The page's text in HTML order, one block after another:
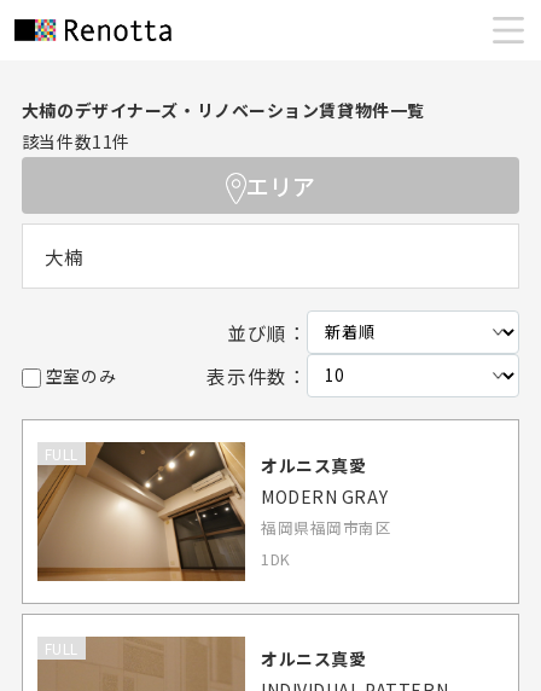
大楠のデザイナーズ・リノベーション賃貸物件一覧
該当件数11件
エリア
大楠
並び順：
空室のみ 表示件数：
FULL
オルニス真愛
MODERN GRAY
福岡県福岡市南区
1DK
FULL
オルニス真愛